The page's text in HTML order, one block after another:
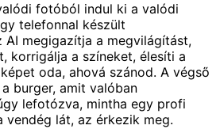
fotóból indul ki a valódi
telefonnal készült
AI megigazítja a megvilágítást,
korrigálja a színeket, élesíti a
oda, ahová szánod. A végső
burger, amit valóban
lefotózva, mintha egy profi
vendég lát, az érkezik meg.